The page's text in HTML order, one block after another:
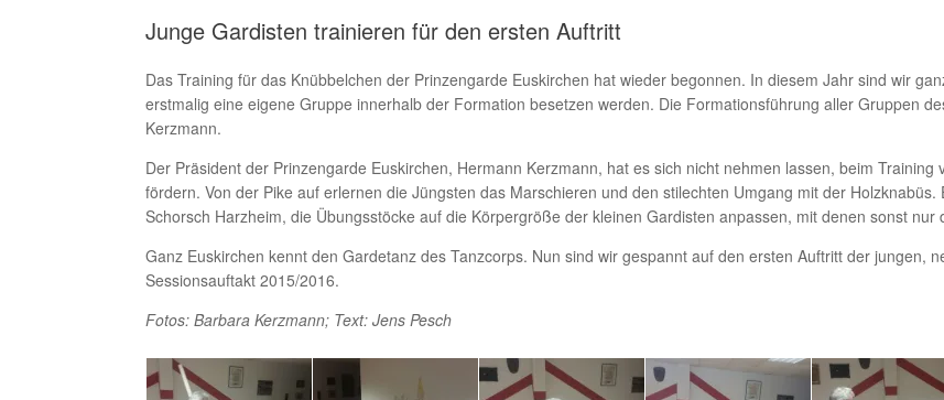
Junge Gardisten trainieren für den ersten Auftritt
Das Training für das Knübbelchen der Prinzengarde Euskirchen hat wieder begonnen. In diesem Jahr sind wir
erstmalig eine eigene Gruppe innerhalb der Formation besetzen werden. Die Formationsführung aller Gruppen
Kerzmann.
Der Präsident der Prinzengarde Euskirchen, Hermann Kerzmann, hat es sich nicht nehmen lassen, beim
fördern. Von der Pike auf erlernen die Jüngsten das Marschieren und den stilechten Umgang mit der
Schorsch Harzheim, die Übungsstöcke auf die Körpergröße der kleinen Gardisten anpassen, mit denen sonst nur
Ganz Euskirchen kennt den Gardetanz des Tanzcorps. Nun sind wir gespannt auf den ersten Auftritt der jungen,
Sessionsauftakt 2015/2016.
Fotos: Barbara Kerzmann; Text: Jens Pesch